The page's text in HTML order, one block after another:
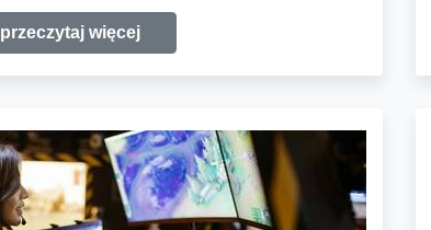
przeczytaj więcej